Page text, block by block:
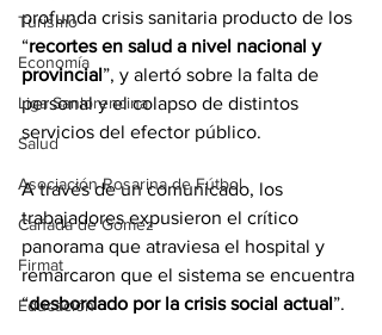
Turismo
Economía
Liga Sanlorencina
Salud
Asociación Rosarina de Fútbol
Cañada de Gómez
Firmat
Educación
profunda crisis sanitaria producto de los
“recortes en salud a nivel nacional y
provincial”, y alertó sobre la falta de
personal y el colapso de distintos
servicios del efector público.
A través de un comunicado, los
trabajadores expusieron el crítico
panorama que atraviesa el hospital y
remarcaron que el sistema se encuentra
“desbordado por la crisis social actual”.